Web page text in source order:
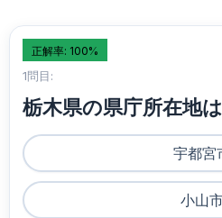
正解率: 100%
1問目:
栃木県の県庁所在地
宇都宮
小山